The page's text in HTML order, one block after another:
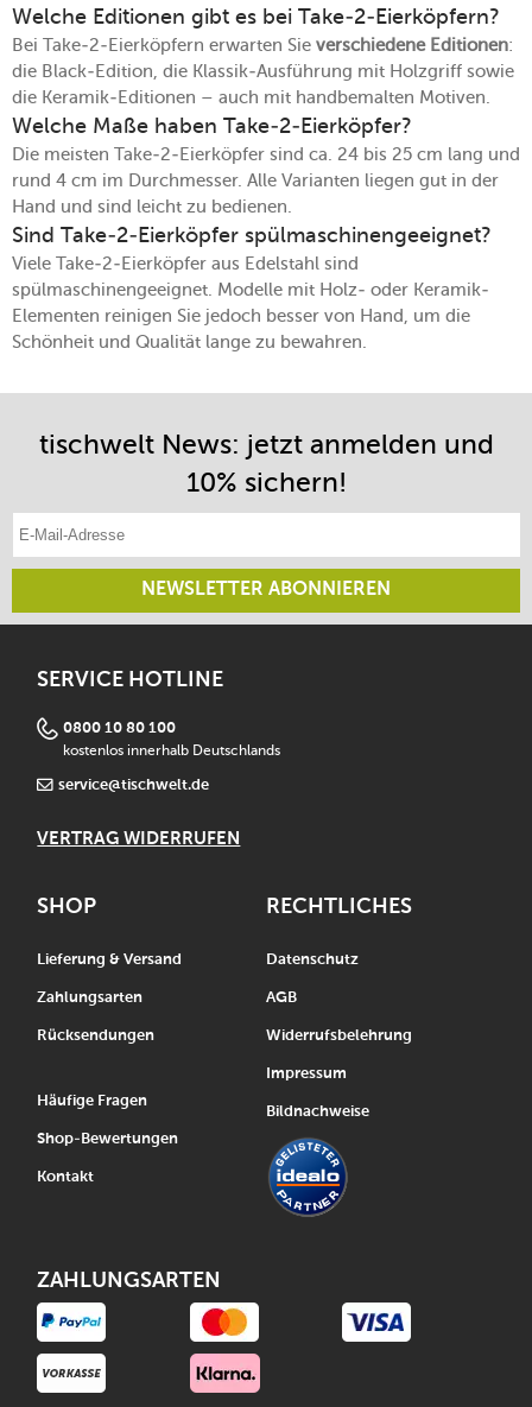
Welche Editionen gibt es bei Take-2-Eierköpfern?
Bei Take-2-Eierköpfern erwarten Sie verschiedene Editionen:
die Black-Edition, die Klassik-Ausführung mit Holzgriff sowie
die Keramik-Editionen – auch mit handbemalten Motiven.
Welche Maße haben Take-2-Eierköpfer?
Die meisten Take-2-Eierköpfer sind ca. 24 bis 25 cm lang und
rund 4 cm im Durchmesser. Alle Varianten liegen gut in der
Hand und sind leicht zu bedienen.
Sind Take-2-Eierköpfer spülmaschinengeeignet?
Viele Take-2-Eierköpfer aus Edelstahl sind
spülmaschinengeeignet. Modelle mit Holz- oder Keramik-
Elementen reinigen Sie jedoch besser von Hand, um die
Schönheit und Qualität lange zu bewahren.
tischwelt News: jetzt anmelden und
10% sichern!
NEWSLETTER ABONNIEREN
SERVICE HOTLINE
0800 10 80 100
kostenlos innerhalb Deutschlands
service@tischwelt.de
VERTRAG WIDERRUFEN
SHOP
Lieferung & Versand
Zahlungsarten
Rücksendungen
Häufige Fragen
Shop-Bewertungen
Kontakt
RECHTLICHES
Datenschutz
AGB
Widerrufsbelehrung
Impressum
Bildnachweise
ZAHLUNGSARTEN